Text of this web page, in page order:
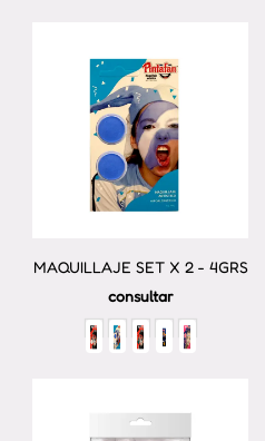
MAQUILLAJE SET X 2 - 4GRS
consultar